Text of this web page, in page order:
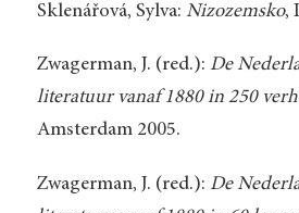
Sklenářová, Sylva: Nizozemsko,
Zwagerman, J. (red.): De
literatuur vanaf 1880 in 250
Amsterdam 2005.
Zwagerman, J. (red.): De